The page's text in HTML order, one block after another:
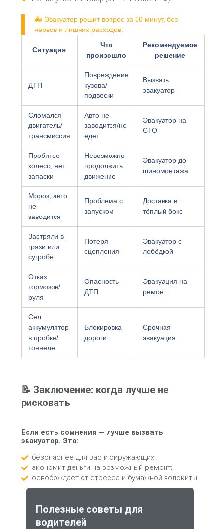
🚑 Эвакуатор решит вопрос за 30 минут, без
нервов и лишних расходов.
Ситуация
Что
произошло
Рекомендуемое
решение
ДТП
Повреждение
кузова/
подвески
Вызвать
эвакуатор
Сломался
двигатель/
трансмиссия
Авто не
заводится/не
едет
Эвакуатор на
СТО
Пробитое
колесо, нет
запаски
Невозможно
продолжить
движение
Эвакуатор до
шиномонтажа
Мороз, авто
не
заводится
Проблема с
запуском
Доставка в
тёплый бокс
Застряли в
грязи или
сугробе
Потеря
сцепления
Эвакуатор с
лебёдкой
Отказ
тормозов/
руля
Опасность
ДТП
Эвакуация на
ремонт
Сел
аккумулятор
в пробке/
тоннеле
Блокировка
дороги
Срочная
эвакуация
📝 Заключение: когда лучше не
рисковать
Если есть сомнения — лучше вызвать
эвакуатор. Это:
безопаснее для вас и окружающих;
экономит деньги на возможный ремонт;
освобождает от стресса и бумажной волокиты.
Полезные советы для
водителей